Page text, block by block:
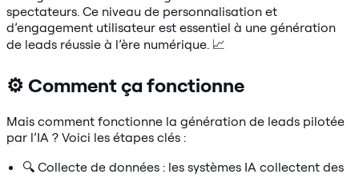
spectateurs. Ce niveau de personnalisation et
d’engagement utilisateur est essentiel à une génération
de leads réussie à l’ère numérique. 📈
⚙️ Comment ça fonctionne
Mais comment fonctionne la génération de leads pilotée
par l’IA ? Voici les étapes clés :
🔍 Collecte de données : les systèmes IA collectent des